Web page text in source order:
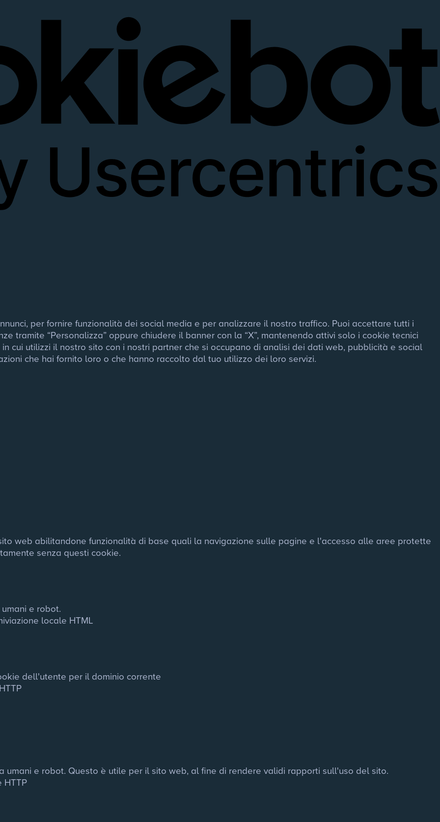
per fornire funzionalità dei social media e per analizzare il nostro traffico. Puoi accettare tutti i
tramite “Personalizza” oppure chiudere il banner con la “X”, mantenendo attivi solo i cookie tecnici
cui utilizzi il nostro sito con i nostri partner che si occupano di analisi dei dati web, pubblicità e social
che hai fornito loro o che hanno raccolto dal tuo utilizzo dei loro servizi.
web abilitandone funzionalità di base quali la navigazione sulle pagine e l'accesso alle aree protette
senza questi cookie.
e robot.
locale HTML
dell'utente per il dominio corrente
umani e robot. Questo è utile per il sito web, al fine di rendere validi rapporti sull'uso del sito.
HTTP